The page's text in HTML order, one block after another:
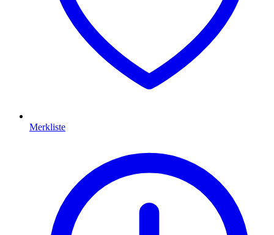
Merkliste